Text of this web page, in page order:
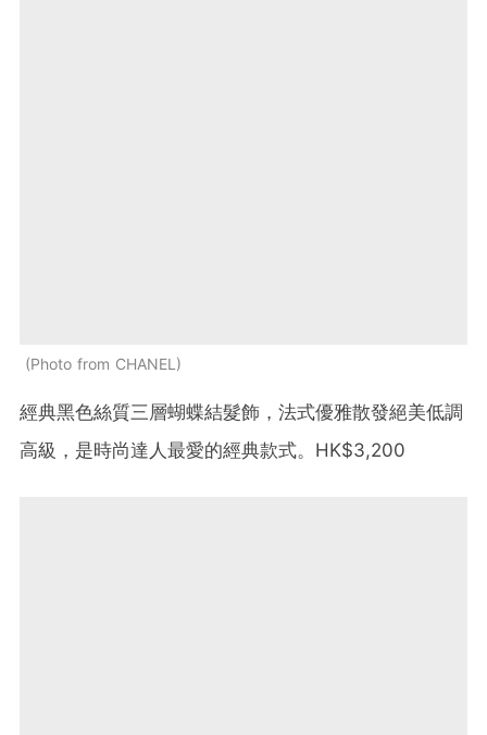
Photo from CHANEL
經典黑色絲質三層蝴蝶結髮飾，法式優雅散發絕美低調
高級，是時尚達人最愛的經典款式。HK$3,200